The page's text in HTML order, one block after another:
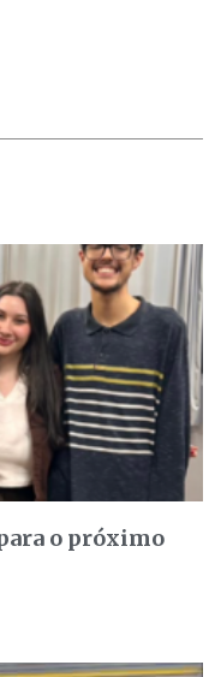
o próximo